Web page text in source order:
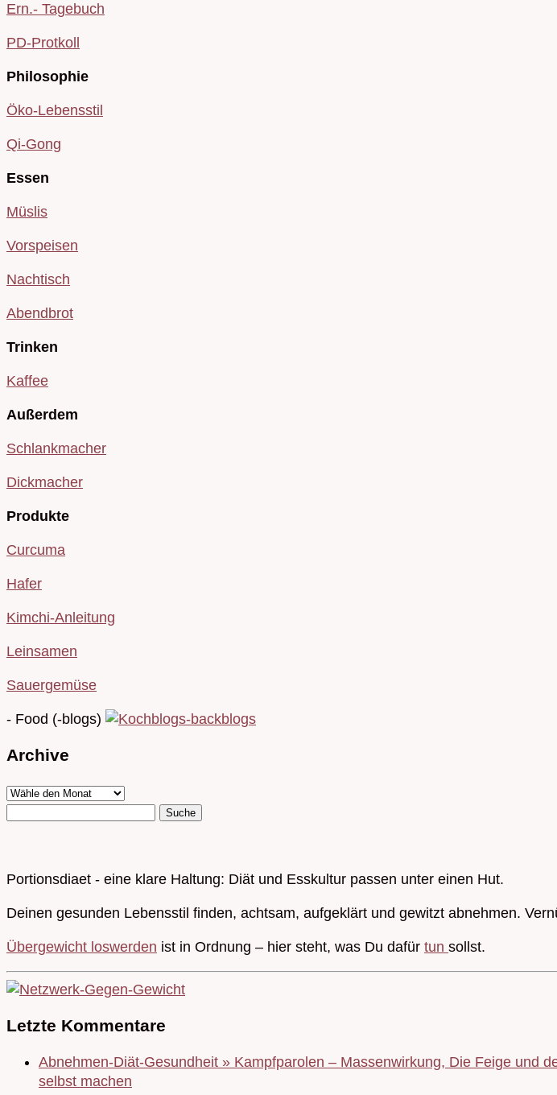
Ern.- Tagebuch
PD-Protkoll
Philosophie
Öko-Lebensstil
Qi-Gong
Essen
Müslis
Vorspeisen
Nachtisch
Abendbrot
Trinken
Kaffee
Außerdem
Schlankmacher
Dickmacher
Produkte
Curcuma
Hafer
Kimchi-Anleitung
Leinsamen
Sauergemüse
- Food (-blogs)
Archive
Portionsdiaet - eine klare Haltung: Diät und Esskultur passen unter einen Hut.
Deinen gesunden Lebensstil finden, achtsam, aufgeklärt und gewitzt abnehmen.
Übergewicht loswerden ist in Ordnung – hier steht, was Du dafür tun sollst.
Letzte Kommentare
Abnehmen-Diät-Gesundheit » Kampfparolen – Massenwirkung, Die Feige und
selbst machen